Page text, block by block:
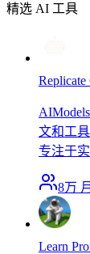
精选 AI 工具
Replicate
文和工
专注于实
8万
Learn